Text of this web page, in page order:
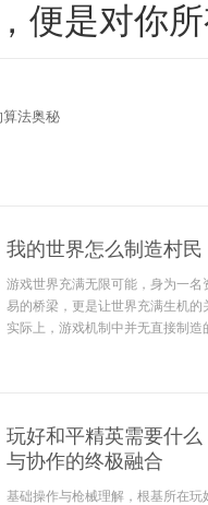
便是对你
法奥秘
我的世界怎么制造村
游戏世界充满无限可能，身为一
易的桥梁，更是让世界充满生机
实际上，游戏机制中并无直接制
玩好和平精英需要什
与协作的终极融合
基础操作与枪械理解，根基所在